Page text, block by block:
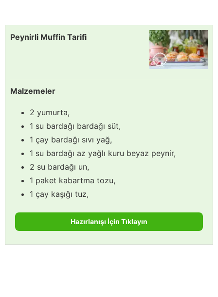
Peynirli Muffin Tarifi
Malzemeler
2 yumurta,
1 su bardağı bardağı süt,
1 çay bardağı sıvı yağ,
1 su bardağı az yağlı kuru beyaz peynir,
2 su bardağı un,
1 paket kabartma tozu,
1 çay kaşığı tuz,
Hazırlanışı İçin Tıklayın